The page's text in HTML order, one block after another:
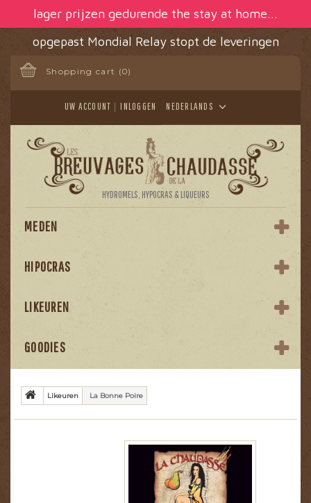
lager prijzen gedurende the stay at home...
opgepast Mondial Relay stopt de leveringen
Shopping cart (0)
NEDERLANDS
INLOGGEN
UW ACCOUNT
HYDROMELS, HYPOCRAS & LIQUEURS
MEDEN
HIPOCRAS
LIKEUREN
GOODIES
Likeuren La Bonne Poire
Cookies beheer paneel